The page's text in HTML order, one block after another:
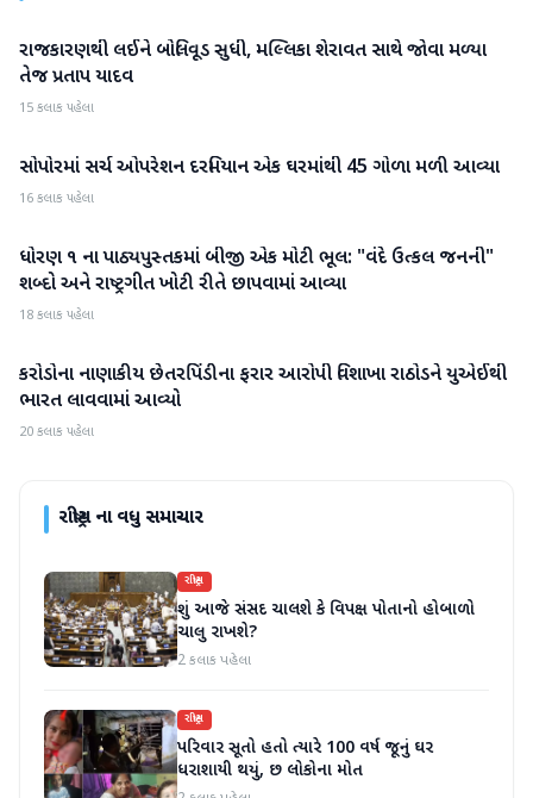
રાષ્ટ્રીય
રાજકારણથી લઈને બોલિવૂડ સુધી, મલ્લિકા શેરાવત સાથે જોવા મળ્યા
તેજ પ્રતાપ યાદવ
15 કલાક પહેલા
રાષ્ટ્રીય
સોપોરમાં સર્ચ ઓપરેશન દરમિયાન એક ઘરમાંથી 45 ગોળા મળી આવ્યા
16 કલાક પહેલા
રાષ્ટ્રીય
ધોરણ ૧ ના પાઠ્યપુસ્તકમાં બીજી એક મોટી ભૂલ: "વંદે ઉત્કલ જનની"
શબ્દો અને રાષ્ટ્રગીત ખોટી રીતે છાપવામાં આવ્યા
18 કલાક પહેલા
રાષ્ટ્રીય
કરોડોના નાણાકીય છેતરપિંડીના ફરાર આરોપી વિશાખા રાઠોડને યુએઈથી
ભારત લાવવામાં આવ્યો
20 કલાક પહેલા
રાષ્ટ્રીયના વધુ સમાચાર
રાષ્ટ્રીય
શું આજે સંસદ ચાલશે કે વિપક્ષ પોતાનો હોબાળો
ચાલુ રાખશે?
2 કલાક પહેલા
રાષ્ટ્રીય
પરિવાર સૂતો હતો ત્યારે 100 વર્ષ જૂનું ઘર
ધરાશાયી થયું, છ લોકોના મોત